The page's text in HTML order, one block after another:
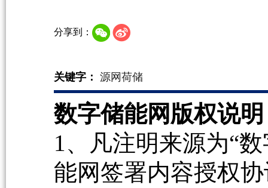
分享到：
关键字： 源网荷储
数字储能网版权说
1、凡注明来源为“
能网签署内容授权